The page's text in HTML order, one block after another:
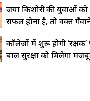
जया किशोरी की युवाओं को
सफल होना है, तो वक्त
कॉलेजों में शुरू होगी
बाल सुरक्षा को मिलेगा